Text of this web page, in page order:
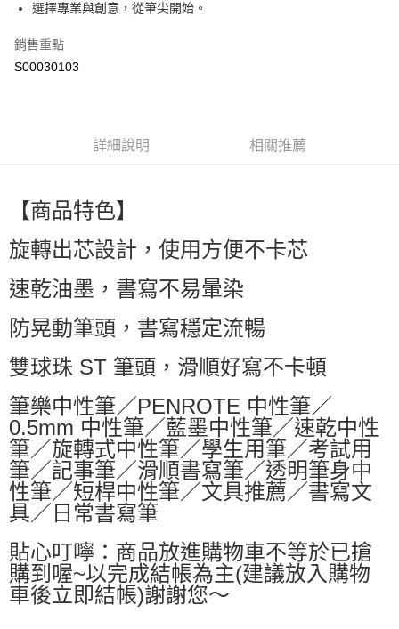
全家付款取貨
每筆NT$60，滿NT$299(含以上)免運費
每筆NT$60，滿NT$599(含以上)免運費
每筆NT$60，滿NT$599(含以上)免運費
7-11付款取貨
每筆NT$60，滿NT$599(含以上)免運費
每筆NT$60，滿NT$599(含以上)免運費
宅配
每筆NT$80，滿NT$799(含以上)免運費
國家/地區配送0330 查看運費
選擇專業與創意，從筆尖開始。
銷售重點
S00030103
詳細說明 相關推薦
【商品特色】
旋轉出芯設計，使用方便不卡芯
速乾油墨，書寫不易暈染
防晃動筆頭，書寫穩定流暢
雙球珠 ST 筆頭，滑順好寫不卡頓
筆樂中性筆／PENROTE 中性筆／
0.5mm 中性筆／藍墨中性筆／速乾中性
筆／旋轉式中性筆／學生用筆／考試用
筆／記事筆／滑順書寫筆／透明筆身中
性筆／短桿中性筆／文具推薦／書寫文
具／日常書寫筆
貼心叮嚀：商品放進購物車不等於已搶
購到喔~以完成結帳為主(建議放入購物
車後立即結帳)謝謝您～